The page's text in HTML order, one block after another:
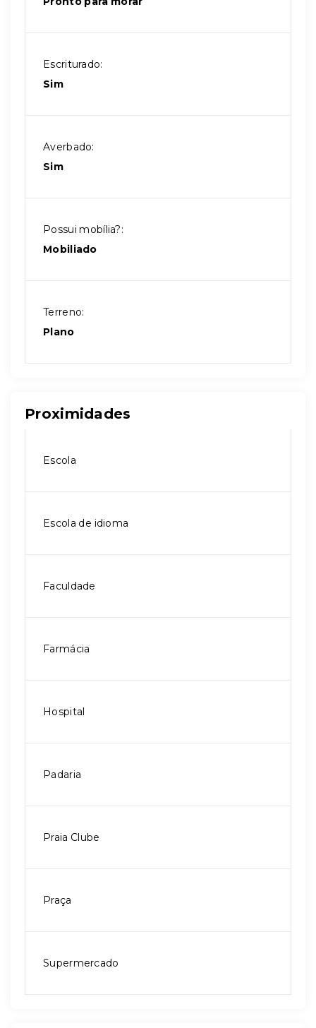
Escriturado:
Sim
Averbado:
Sim
Possui mobília?:
Mobiliado
Terreno:
Plano
Proximidades
Escola
Escola de idioma
Faculdade
Farmácia
Hospital
Padaria
Praia Clube
Praça
Supermercado